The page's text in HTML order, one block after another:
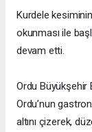
Kurdele
okunması ile
devam etti.
Ordu Büyükşehir
Ordu’nun
altını çizerek,